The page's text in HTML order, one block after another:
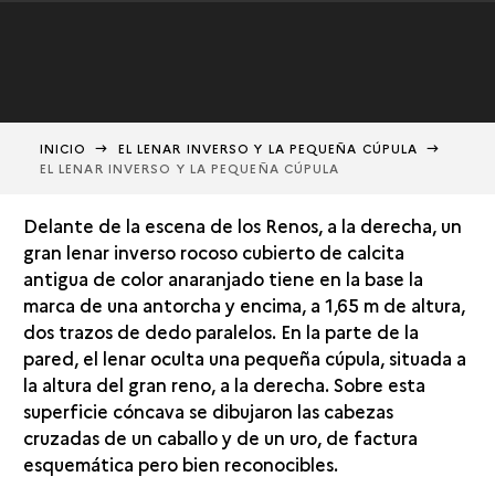
INICIO
EL LENAR INVERSO Y LA PEQUEÑA CÚPULA
EL LENAR INVERSO Y LA PEQUEÑA CÚPULA
Delante de la escena de los Renos, a la derecha, un
gran lenar inverso rocoso cubierto de calcita
antigua de color anaranjado tiene en la base la
marca de una antorcha y encima, a 1,65 m de altura,
dos trazos de dedo paralelos. En la parte de la
pared, el lenar oculta una pequeña cúpula, situada a
la altura del gran reno, a la derecha. Sobre esta
superficie cóncava se dibujaron las cabezas
cruzadas de un caballo y de un uro, de factura
esquemática pero bien reconocibles.